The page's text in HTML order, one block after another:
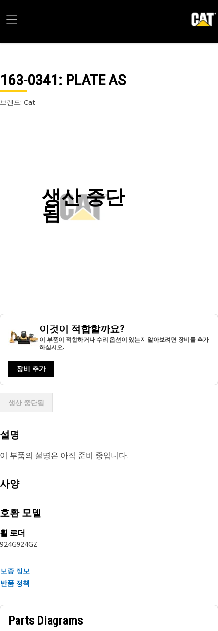
163-0341: PLATE AS
브랜드: Cat
생산 중단
됨
이것이 적합할까요?
이 부품이 적합하거나 수리 옵션이 있는지 알아보려면 장비를 추가
하십시오.
장비 추가
생산 중단됨
설명
이 부품의 설명은 아직 준비 중입니다.
사양
호환 모델
휠 로더
924G924GZ
보증 정보
반품 정책
Parts Diagrams